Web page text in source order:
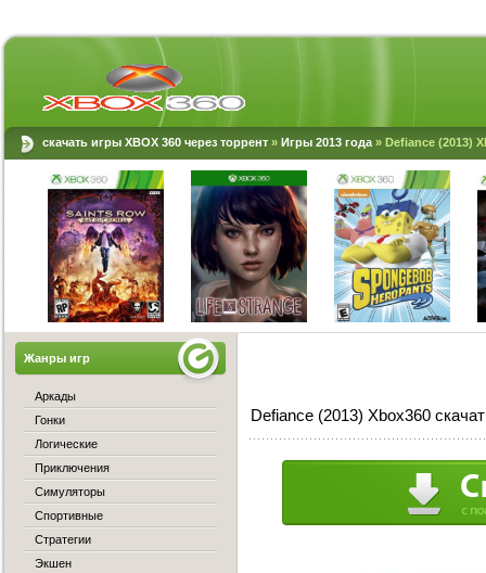
скачать игры XBOX 360 через торрент » Игры 2013 года » Defiance (2013)
Defiance (2013) Xbox360
Жанры игр
Аркады
Гонки
Логические
Приключения
Симуляторы
Спортивные
Стратегии
Экшен